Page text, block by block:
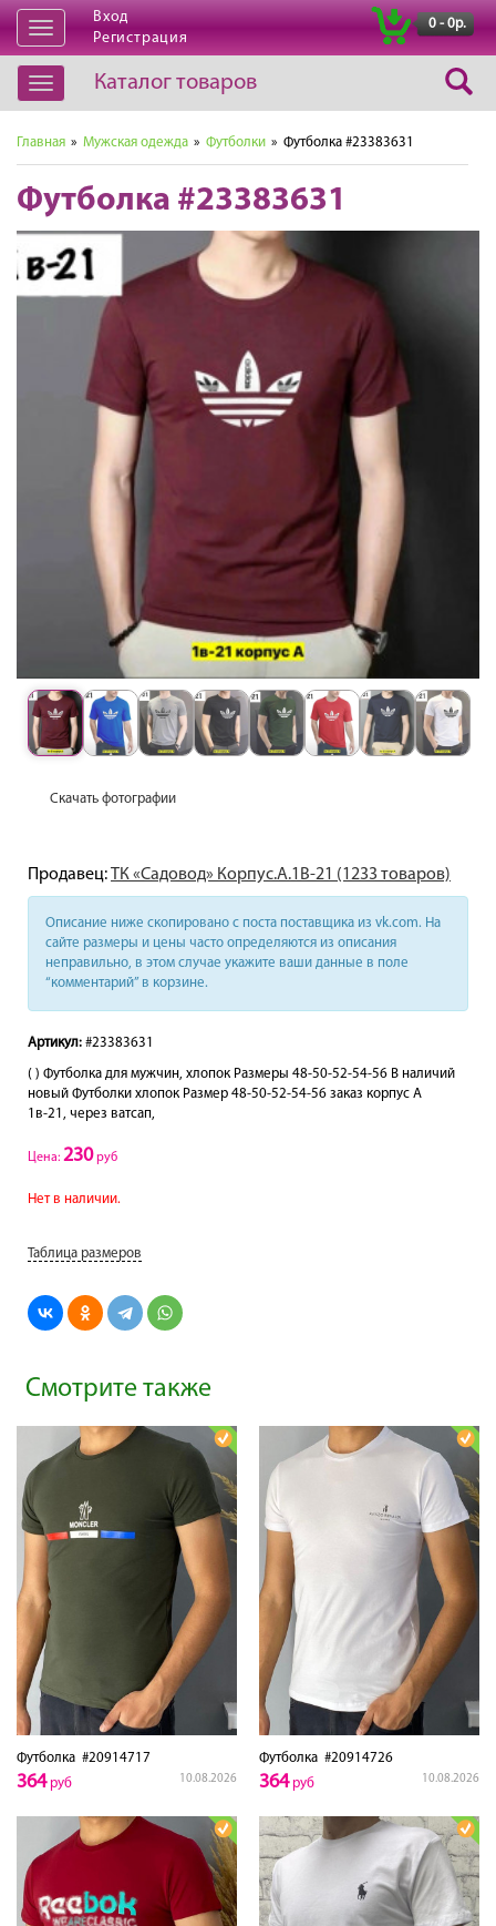
Открыть
навигацию
Вход
Регистрация
0 - 0р.
Открыть
навигацию
Каталог товаров
Главная » Мужская одежда » Футболки » Футболка #23383631
Футболка #23383631
Скачать фотографии
Продавец:ТК «Садовод» Корпус.А.1В-21 (1233 товаров)
Описание ниже скопировано с поста поставщика из vk.com. На
сайте размеры и цены часто определяются из описания
неправильно, в этом случае укажите ваши данные в поле
“комментарий” в корзине.
Артикул: #23383631
( ) Футболка для мужчин, хлопок Размеры 48-50-52-54-56 В наличий
новый Футболки хлопок Размер 48-50-52-54-56 заказ корпус А
1в-21, через ватсап,
Цена: 230руб
Нет в наличии.
Таблица размеров
Смотрите также
Футболка #20914717
10.08.2026
364руб
Футболка #20914726
10.08.2026
364руб